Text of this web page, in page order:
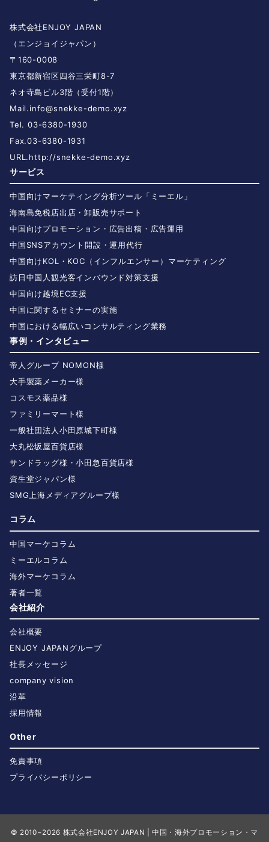
株式会社ENJOY JAPAN
（エンジョイジャパン）
〒160-0008
東京都新宿区四谷三栄町8-7
ネオ寺島ビル3階（受付1階）
Mail.info@snekke-demo.xyz
Tel. 03-6380-1930
Fax.03-6380-1931
URL.http://snekke-demo.xyz
サービス
中国向けマーケティング分析ツール「ミーエル」
海南島免税店出店・卸販売サポート
中国向けプロモーション・広告出稿・広告運用
中国SNSアカウント開設・運用代行
中国向けKOL・KOC（インフルエンサー）マーケティング
訪日中国人観光客インバウンド対策支援
中国向け越境EC支援
中国に関するセミナーの実施
中国における幅広いコンサルティング業務
事例・インタビュー
帝人グループ NOMON様
大手製薬メーカー様
コスモス薬品様
ファミリーマート様
一般社団法人小田原城下町様
大丸松坂屋百貨店様
サンドラッグ様・小田急百貨店様
資生堂ジャパン様
SMG上海メディアグループ様
コラム
中国マーケコラム
ミーエルコラム
海外マーケコラム
著者一覧
会社紹介
会社概要
ENJOY JAPANグループ
社長メッセージ
company vision
沿革
採用情報
Other
免責事項
プライバシーポリシー
© 2010−2026 株式会社ENJOY JAPAN | 中国・海外プロモーション・マ